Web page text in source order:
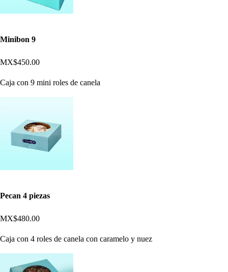
Minibon 9
MX$450.00
Caja con 9 mini roles de canela
Pecan 4 piezas
MX$480.00
Caja con 4 roles de canela con caramelo y nuez